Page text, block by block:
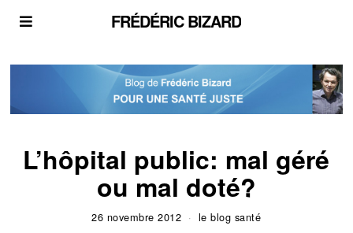
FRÉDÉRIC BIZARD
L’hôpital public: mal géré
ou mal doté?
26 novembre 2012 le blog santé